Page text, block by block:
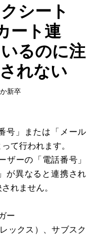
シート
ート連
るのに注
れない
新卒
号」または「メール
て行われます。
ザーの「電話番号」
が異なると連携され
れません。
ー
ックス）、サブスク